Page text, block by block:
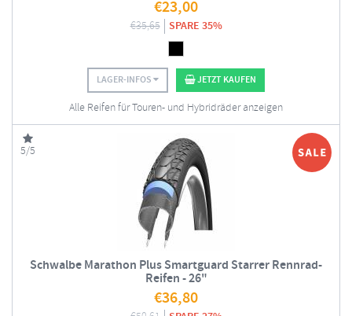
€23,00
€35,65 SPARE 35%
LAGER-INFOS JETZT KAUFEN
Alle Reifen für Touren- und Hybridräder anzeigen
5/5
Schwalbe Marathon Plus Smartguard Starrer Rennrad-
Reifen - 26"
€36,80